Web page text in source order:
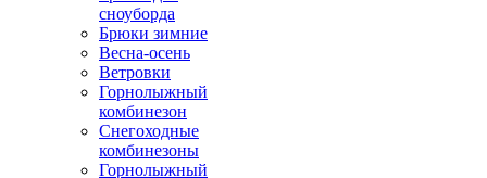
сноуборда
Брюки зимние
Весна-осень
Ветровки
Горнолыжный
комбинезон
Снегоходные
комбинезоны
Горнолыжный